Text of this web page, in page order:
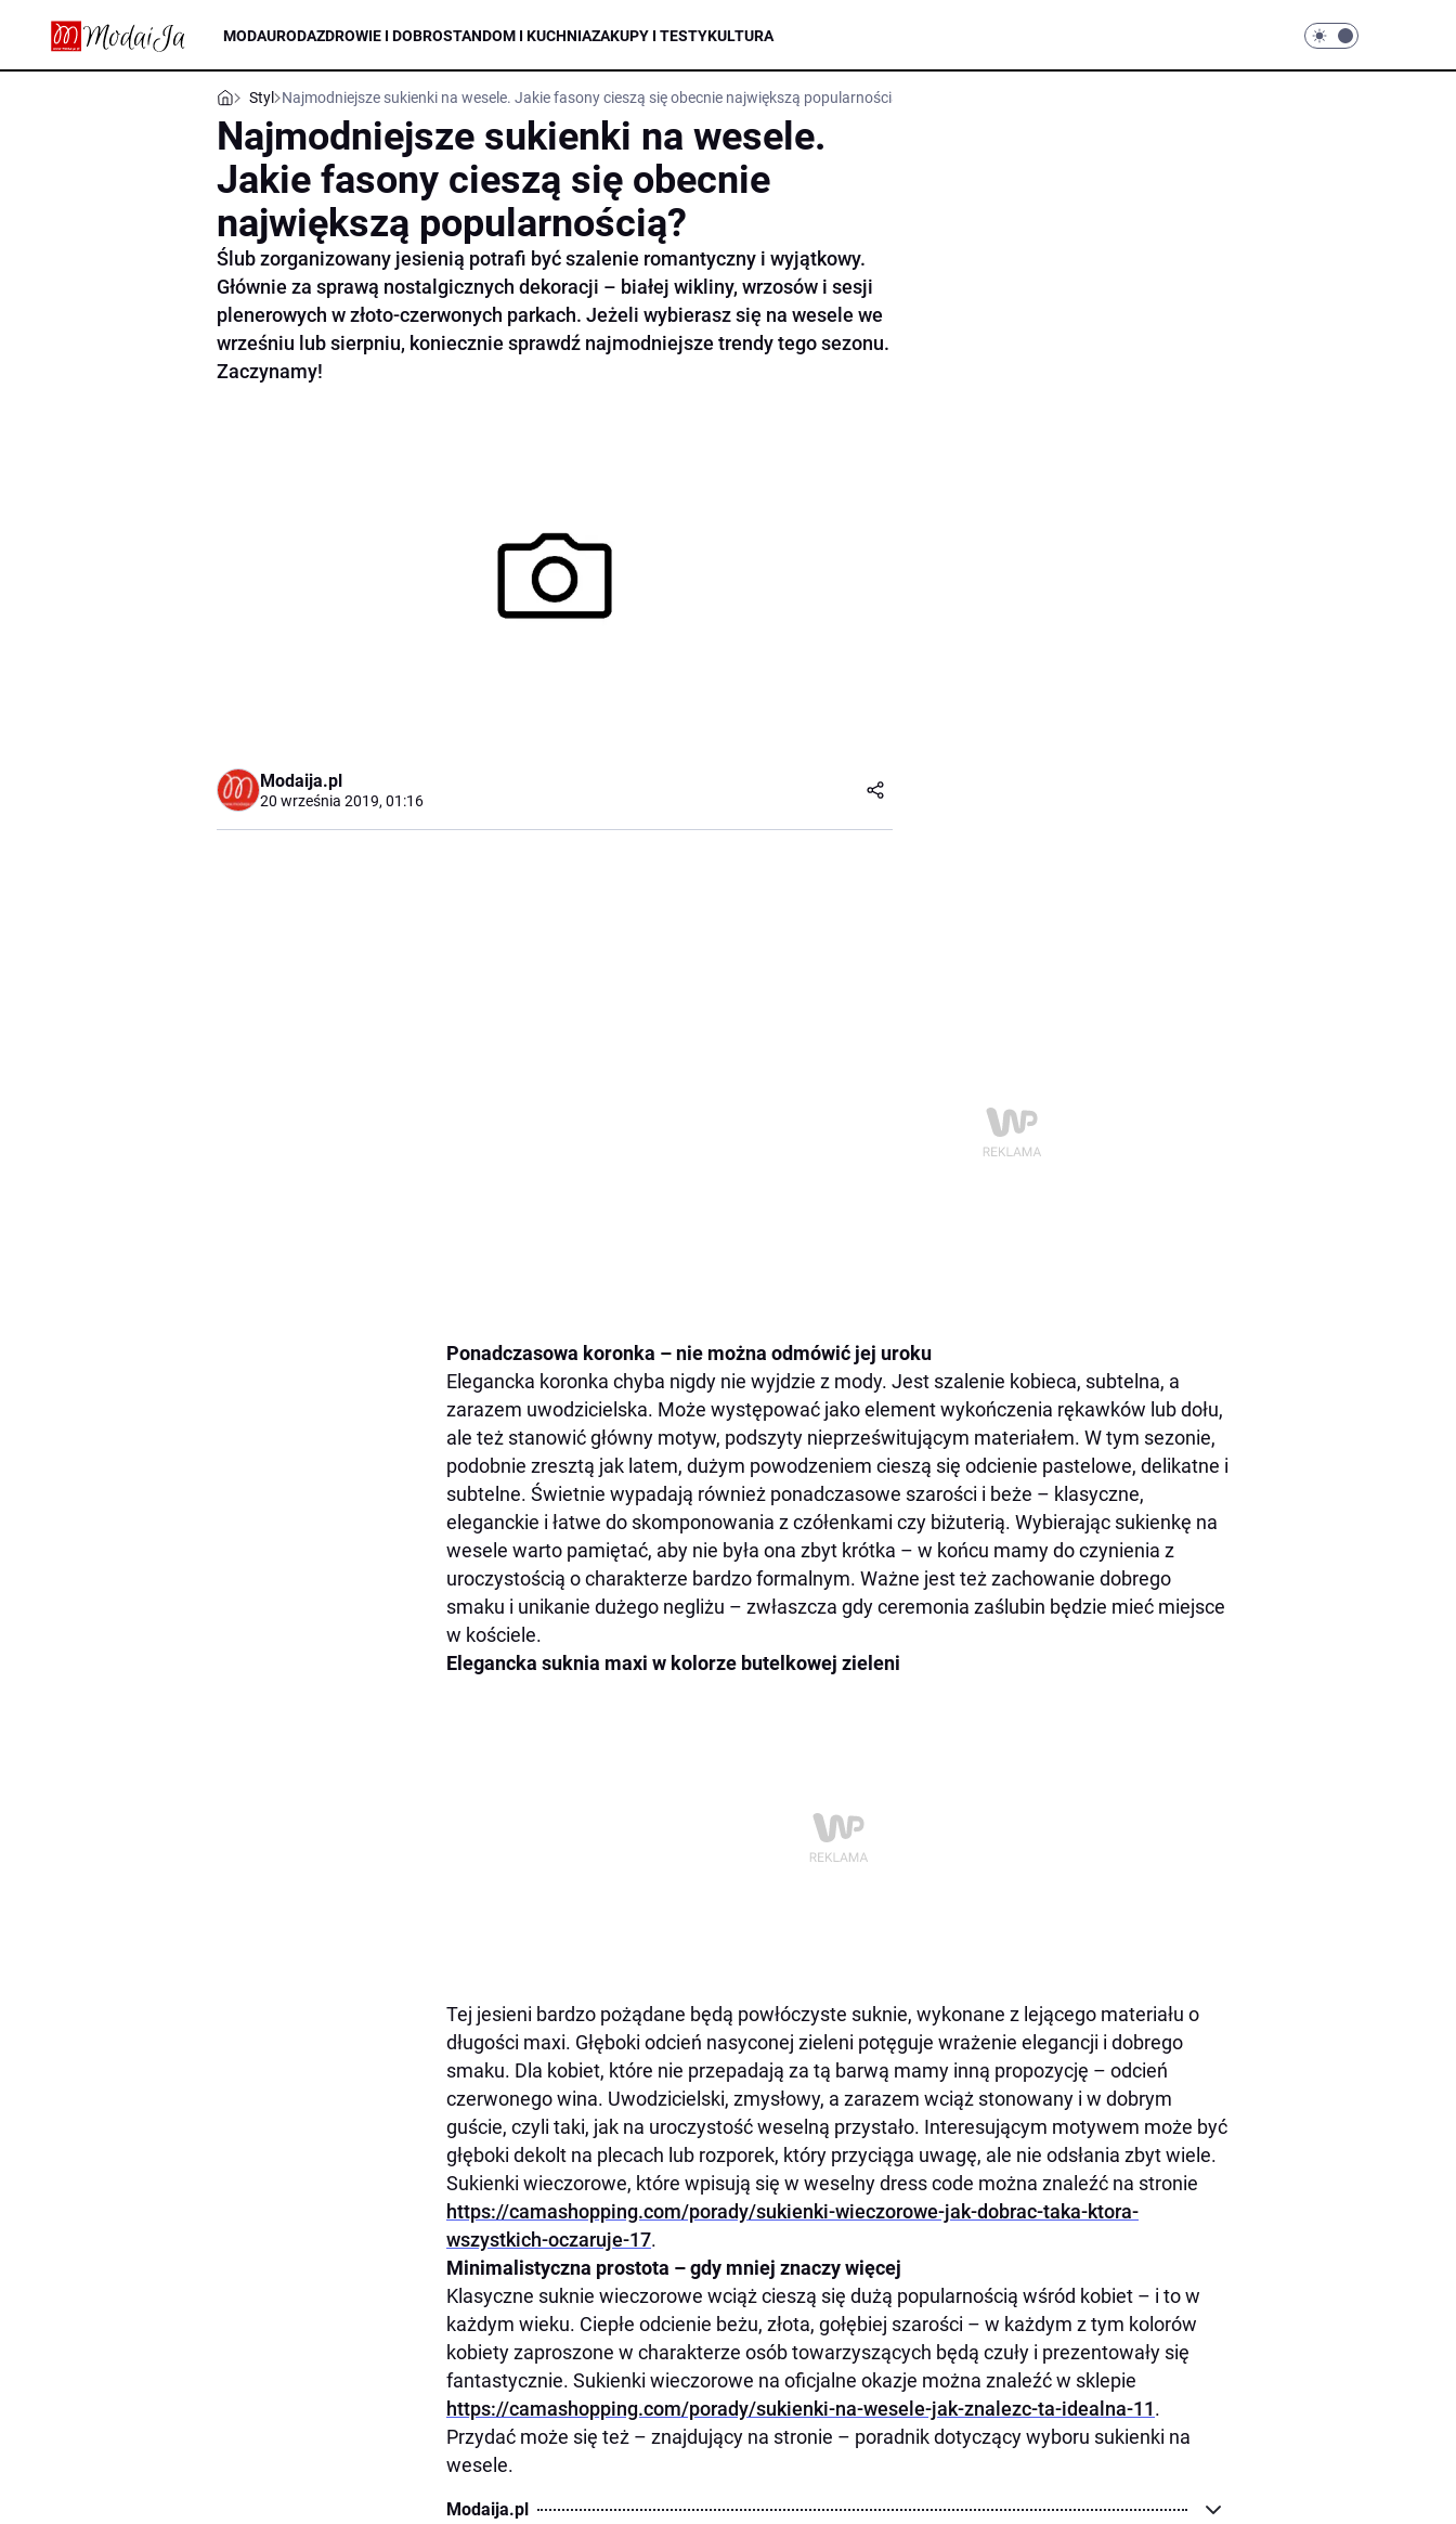
MODAURODAZDROWIE I DOBROSTANDOM I KUCHNIAZAKUPY I TESTYKULTURA
Styl Najmodniejsze sukienki na wesele. Jakie fasony cieszą się obecnie największą popularnością?
Najmodniejsze sukienki na wesele.
Jakie fasony cieszą się obecnie
największą popularnością?
Ślub zorganizowany jesienią potrafi być szalenie romantyczny i wyjątkowy.
Głównie za sprawą nostalgicznych dekoracji – białej wikliny, wrzosów i sesji
plenerowych w złoto-czerwonych parkach. Jeżeli wybierasz się na wesele we
wrześniu lub sierpniu, koniecznie sprawdź najmodniejsze trendy tego sezonu.
Zaczynamy!
Modaija.pl
20 września 2019, 01:16
Ponadczasowa koronka – nie można odmówić jej uroku
Elegancka koronka chyba nigdy nie wyjdzie z mody. Jest szalenie kobieca, subtelna, a
zarazem uwodzicielska. Może występować jako element wykończenia rękawków lub dołu,
ale też stanowić główny motyw, podszyty nieprześwitującym materiałem. W tym sezonie,
podobnie zresztą jak latem, dużym powodzeniem cieszą się odcienie pastelowe, delikatne i
subtelne. Świetnie wypadają również ponadczasowe szarości i beże – klasyczne,
eleganckie i łatwe do skomponowania z czółenkami czy biżuterią. Wybierając sukienkę na
wesele warto pamiętać, aby nie była ona zbyt krótka – w końcu mamy do czynienia z
uroczystością o charakterze bardzo formalnym. Ważne jest też zachowanie dobrego
smaku i unikanie dużego negliżu – zwłaszcza gdy ceremonia zaślubin będzie mieć miejsce
w kościele.
Elegancka suknia maxi w kolorze butelkowej zieleni
Tej jesieni bardzo pożądane będą powłóczyste suknie, wykonane z lejącego materiału o
długości maxi. Głęboki odcień nasyconej zieleni potęguje wrażenie elegancji i dobrego
smaku. Dla kobiet, które nie przepadają za tą barwą mamy inną propozycję – odcień
czerwonego wina. Uwodzicielski, zmysłowy, a zarazem wciąż stonowany i w dobrym
guście, czyli taki, jak na uroczystość weselną przystało. Interesującym motywem może być
głęboki dekolt na plecach lub rozporek, który przyciąga uwagę, ale nie odsłania zbyt wiele.
Sukienki wieczorowe, które wpisują się w weselny dress code można znaleźć na stronie
https://camashopping.com/porady/sukienki-wieczorowe-jak-dobrac-taka-ktora-
wszystkich-oczaruje-17.
Minimalistyczna prostota – gdy mniej znaczy więcej
Klasyczne suknie wieczorowe wciąż cieszą się dużą popularnością wśród kobiet – i to w
każdym wieku. Ciepłe odcienie beżu, złota, gołębiej szarości – w każdym z tym kolorów
kobiety zaproszone w charakterze osób towarzyszących będą czuły i prezentowały się
fantastycznie. Sukienki wieczorowe na oficjalne okazje można znaleźć w sklepie
https://camashopping.com/porady/sukienki-na-wesele-jak-znalezc-ta-idealna-11.
Przydać może się też – znajdujący na stronie – poradnik dotyczący wyboru sukienki na
wesele.
Modaija.pl